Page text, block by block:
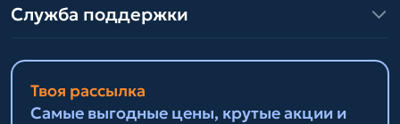
Служба поддержки
Твоя рассылка
Самые выгодные цены, крутые акции и